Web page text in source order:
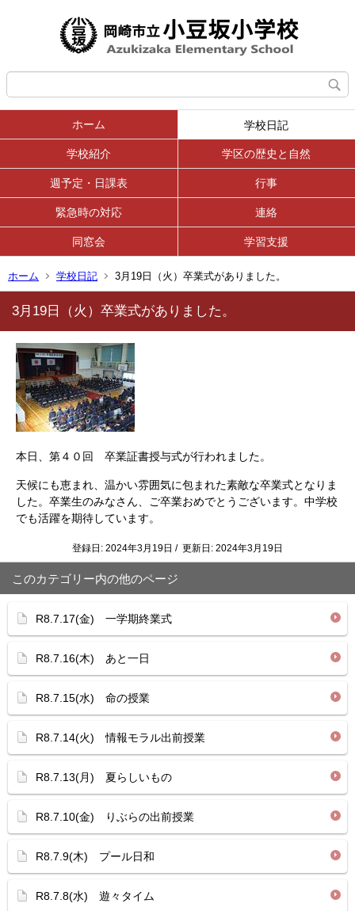
ホーム 学校日記
学校紹介 学区の歴史と自然
週予定・日課表 行事
緊急時の対応 連絡
同窓会 学習支援
ホーム 学校日記 3月19日（火）卒業式がありました。
3月19日（火）卒業式がありました。
本日、第４０回 卒業証書授与式が行われました。
天候にも恵まれ、温かい雰囲気に包まれた素敵な卒業式となりま
した。卒業生のみなさん、ご卒業おめでとうございます。中学校
でも活躍を期待しています。
登録日: 2024年3月19日 / 更新日: 2024年3月19日
このカテゴリー内の他のページ
R8.7.17(金) 一学期終業式
R8.7.16(木) あと一日
R8.7.15(水) 命の授業
R8.7.14(火) 情報モラル出前授業
R8.7.13(月) 夏らしいもの
R8.7.10(金) りぶらの出前授業
R8.7.9(木) プール日和
R8.7.8(水) 遊々タイム